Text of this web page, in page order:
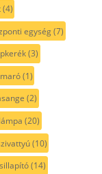
(4)
egység(7)
(3)
(1)
(2)
(20)
(10)
(14)